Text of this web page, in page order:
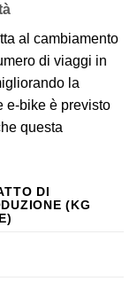
al cambiamento
di viaggi in
la
e-bike è previsto
questa
DI
(KG